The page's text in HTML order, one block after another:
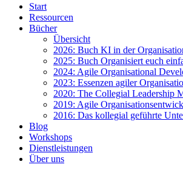
Start
Res­sour­cen
Bücher
Über­sicht
2026: Buch KI in der
2025: Buch Orga­ni­siert euch
2024: Agi­le Orga­ni­sa­tio­nal
2023: Essen­zen agi­ler
2020: The Col­le­gi­al Lea­der­ship
2019: Agi­le
2016: Das kol­le­gi­al geführ­te
Blog
Work­shops
Dienst­leis­tun­gen
Über uns